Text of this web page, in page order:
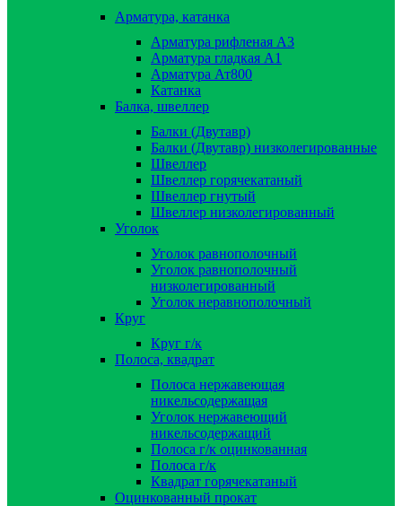
Арматура, катанка
Арматура рифленая А3
Арматура гладкая А1
Арматура Ат800
Катанка
Балка, швеллер
Балки (Двутавр)
Балки (Двутавр) низколегированные
Швеллер
Швеллер горячекатаный
Швеллер гнутый
Швеллер низколегированный
Уголок
Уголок равнополочный
Уголок равнополочный
низколегированный
Уголок неравнополочный
Круг
Круг г/к
Полоса, квадрат
Полоса нержавеющая
никельсодержащая
Уголок нержавеющий
никельсодержащий
Полоса г/к оцинкованная
Полоса г/к
Квадрат горячекатаный
Оцинкованный прокат